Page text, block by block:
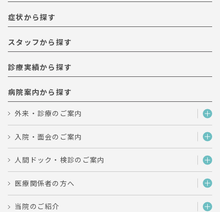
症状から探す
スタッフから探す
診療実績から探す
病院案内から探す
外来・診療のご案内
入院・面会のご案内
人間ドック・検診のご案内
医療関係者の方へ
当院のご紹介